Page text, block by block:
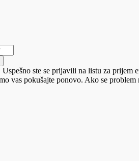
ste se prijavili na listu za prijem
vas pokušajte ponovo. Ako se